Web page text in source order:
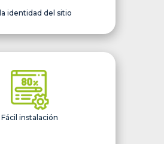
identidad del sitio
Fácil instalación